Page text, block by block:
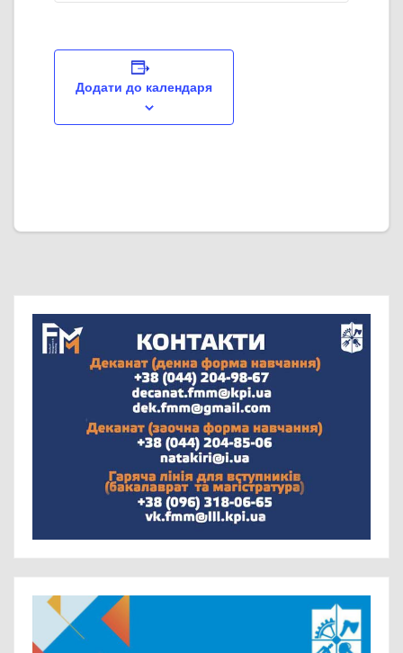
Додати до календаря